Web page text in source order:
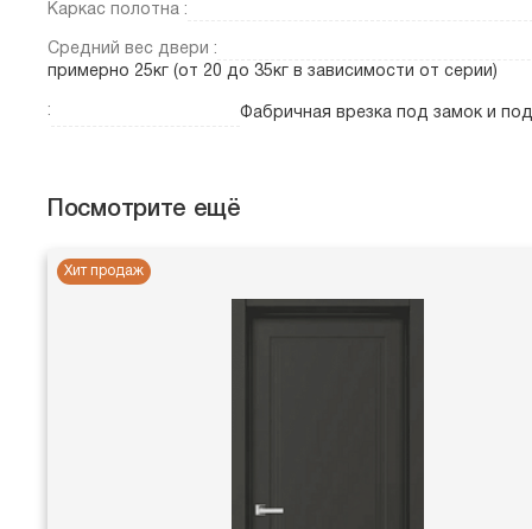
Каркас полотна :
Средний вес двери :
примерно 25кг (от 20 до 35кг в зависимости от серии)
: Фабричная врезка под замок и
Посмотрите ещё
Хит продаж